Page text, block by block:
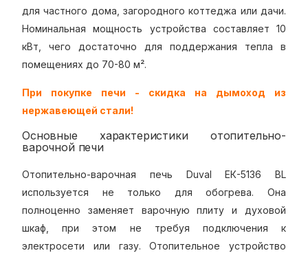
для частного дома, загородного коттеджа или дачи.
Номинальная мощность устройства составляет 10
кВт, чего достаточно для поддержания тепла в
помещениях до 70-80 м².
При покупке печи - скидка на дымоход из
нержавеющей стали!
Основные характеристики отопительно-
варочной печи
Отопительно-варочная печь Duval EК-5136 BL
используется не только для обогрева. Она
полноценно заменяет варочную плиту и духовой
шкаф, при этом не требуя подключения к
электросети или газу. Отопительное устройство